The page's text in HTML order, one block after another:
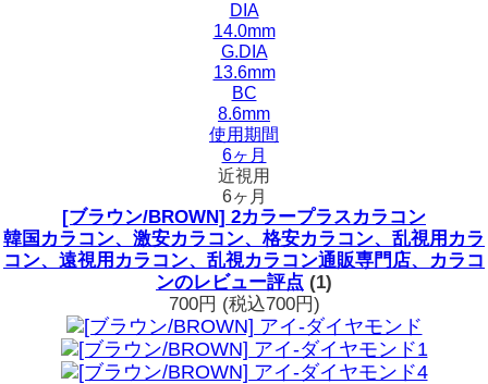
DIA
14.0mm
G.DIA
13.6mm
BC
8.6mm
使用期間
6ヶ月
近視用
6ヶ月
[ブラウン/BROWN] 2カラープラスカラコン
韓国カラコン、激安カラコン、格安カラコン、乱視用カラ
コン、遠視用カラコン、乱視カラコン通販専門店、カラコ
ンのレビュー評点 (1)
700円 (税込700円)